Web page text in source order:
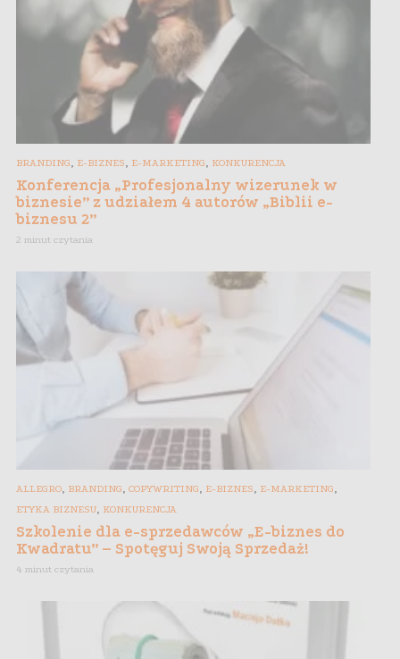
BRANDING E-BIZNES E-MARKETING KONKURENCJA
Konferencja „Profesjonalny wizerunek w
biznesie” z udziałem 4 autorów „Biblii e-
biznesu 2”
2 minut czytania
ALLEGRO, BRANDING, COPYWRITING, E-BIZNES, E-MARKETING,
ETYKA BIZNESU, KONKURENCJA
Szkolenie dla e-sprzedawców „E-biznes do
Kwadratu” – Spotęguj Swoją Sprzedaż!
4 minut czytania